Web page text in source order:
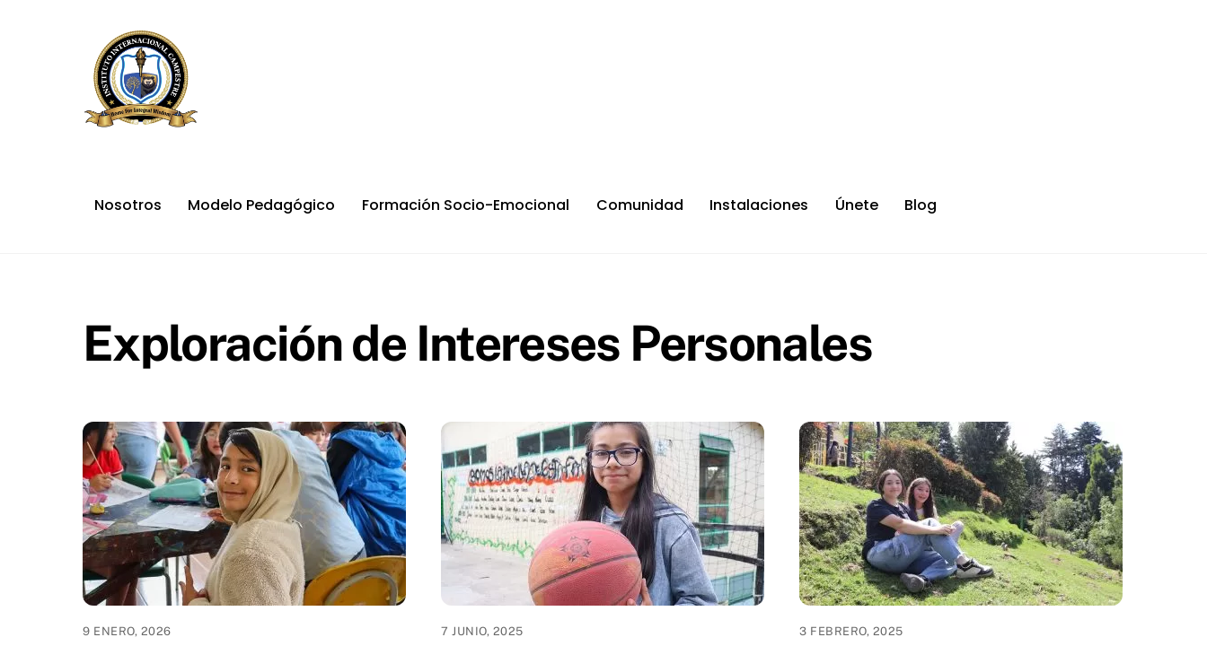
Nosotros Modelo Pedagógico Formación Socio-Emocional Comunidad Instalaciones Únete Blog
Exploración de Intereses Personales
9 ENERO, 2026 7 JUNIO, 2025 3 FEBRERO, 2025